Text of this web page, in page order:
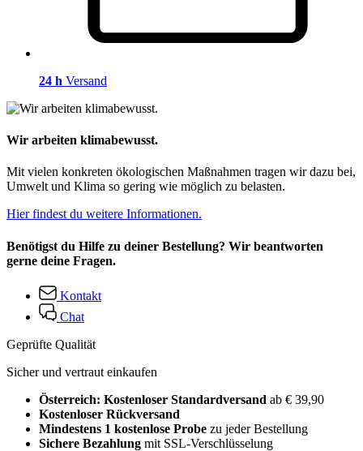
24 h Versand
Wir arbeiten klimabewusst.
Mit vielen konkreten ökologischen Maßnahmen tragen wir dazu bei,
Umwelt und Klima so gering wie möglich zu belasten.
Hier findest du weitere Informationen.
Benötigst du Hilfe zu deiner Bestellung? Wir beantworten
gerne deine Fragen.
Kontakt
Chat
Geprüfte Qualität
Sicher und vertraut einkaufen
Österreich: Kostenloser Standardversand ab € 39,90
Kostenloser Rückversand
Mindestens 1 kostenlose Probe zu jeder Bestellung
Sichere Bezahlung mit SSL-Verschlüsselung